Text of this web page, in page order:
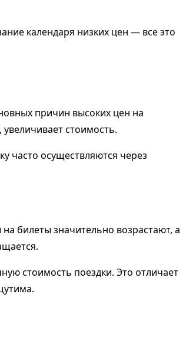
календаря низких цен — все это
причин высоких цен на
стоимость.
часто осуществляются через
билеты значительно возрастают, а
стоимость поездки. Это отличает